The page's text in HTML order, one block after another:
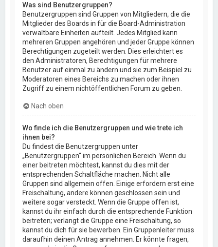
Was sind Benutzergruppen?
Benutzergruppen sind Gruppen von Mitgliedern, die die
Mitglieder des Boards in für die Board-Administration
verwaltbare Einheiten aufteilt. Jedes Mitglied kann
mehreren Gruppen angehören und jeder Gruppe können
Berechtigungen zugeteilt werden. Dies erleichtert es
den Administratoren, Berechtigungen für mehrere
Benutzer auf einmal zu ändern und sie zum Beispiel zu
Moderatoren eines Bereichs zu machen oder ihnen
Zugriff zu einem nichtöffentlichen Forum zu geben.
Nach oben
Wo finde ich die Benutzergruppen und wie trete ich
ihnen bei?
Du findest die Benutzergruppen unter
„Benutzergruppen“ im persönlichen Bereich. Wenn du
einer beitreten möchtest, kannst du dies mit der
entsprechenden Schaltfläche machen. Nicht alle
Gruppen sind allgemein offen. Einige erfordern erst eine
Freischaltung, andere können geschlossen sein und
weitere sogar versteckt. Wenn die Gruppe offen ist,
kannst du ihr einfach durch die entsprechende Funktion
beitreten; verlangt die Gruppe eine Freischaltung, so
kannst du dich für sie bewerben. Ein Gruppenleiter muss
daraufhin deinen Antrag annehmen. Er könnte fragen,